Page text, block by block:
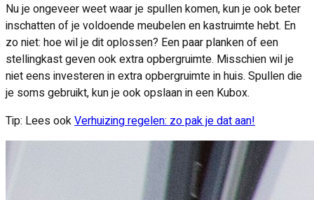
Nu je ongeveer weet waar je spullen komen, kun je ook beter
inschatten of je voldoende meubelen en kastruimte hebt. En
zo niet: hoe wil je dit oplossen? Een paar planken of een
stellingkast geven ook extra opbergruimte. Misschien wil je
niet eens investeren in extra opbergruimte in huis. Spullen die
je soms gebruikt, kun je ook opslaan in een Kubox.
Tip: Lees ookVerhuizing regelen: zo pak je dat aan!